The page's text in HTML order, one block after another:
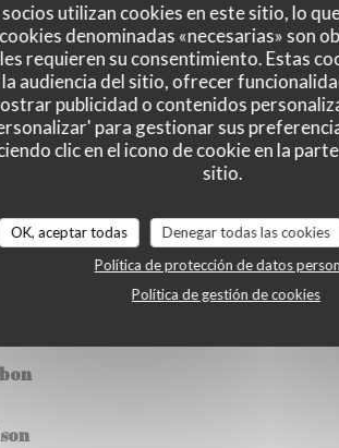
utilizan cookies en este sitio, lo
denominadas «necesarias» son
requieren su consentimiento. Estas
audiencia del sitio, ofrecer
publicidad o contenidos
para gestionar sus
clic en el icono de cookie en la
sitio.
OK, aceptar todas Denegar todas las cookies
Política de protección de datos
Política de gestión de cookies
et pommes de terre sautées
froide
anglaise